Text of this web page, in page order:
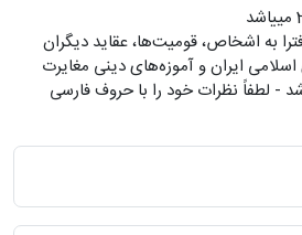
به اشخاص، قومیت‌ها، عقاید دیگران
ایران و آموزه‌های دینی مغایرت
- لطفاً نظرات خود را با حروف فارسی